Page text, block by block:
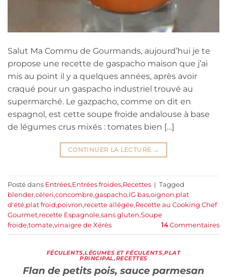
Salut Ma Commu de Gourmands, aujourd’hui je te
propose une recette de gaspacho maison que j’ai
mis au point il y a quelques années, après avoir
craqué pour un gaspacho industriel trouvé au
supermarché. Le gazpacho, comme on dit en
espagnol, est cette soupe froide andalouse à base
de légumes crus mixés : tomates bien […]
CONTINUER LA LECTURE →
Posté dans Entrées,Entrées froides,Recettes | Tagged
blender,céleri,concombre,gaspacho,IG bas,oignon,plat
d'été,plat froid,poivron,recette allégée,Recette au Cooking Chef
Gourmet,recette Espagnole,sans gluten,Soupe
froide,tomate,vinaigre de Xérès 14 Commentaires
FÉCULENTS,LÉGUMES ET FÉCULENTS,PLAT
PRINCIPAL,RECETTES
Flan de petits pois, sauce parmesan